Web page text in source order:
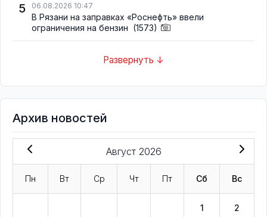
5 06.08.2026 10:47
В Рязани на заправках «Роснефть» ввели
ограничения на бензин (1573)
Развернуть ↓
Архив новостей
Август 2026
Пн Вт Ср Чт Пт Сб Вс
1 2